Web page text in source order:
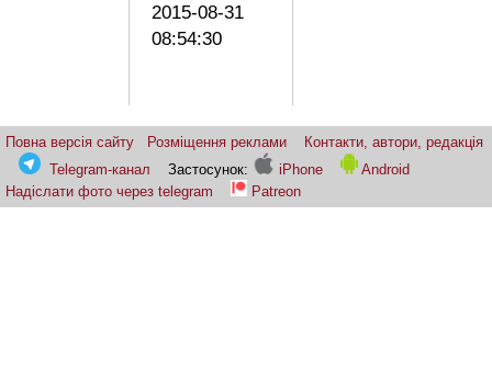
2015-08-31
08:54:30
Повна версія сайту Розміщення реклами
Контакти, автори, редакція
Telegram-канал
Застосунок: iPhone
Android
Надіслати фото через telegram
Patreon